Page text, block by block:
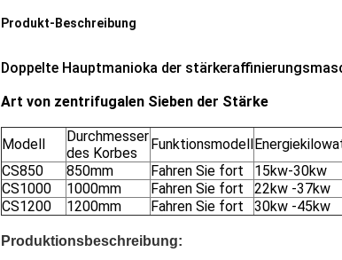
Produkt-Beschreibung
Doppelte Hauptmanioka der
Art von zentrifugalen Sieben der Stärke
Modell
Durchmesser
des Korbes
Funktionsmodell
CS850
850mm Fahren Sie fort 15kw-30kw
CS1000
1000mm Fahren Sie fort 22kw -37kw
CS1200
1200mm Fahren Sie fort 30kw -45kw
Produktionsbeschreibung: